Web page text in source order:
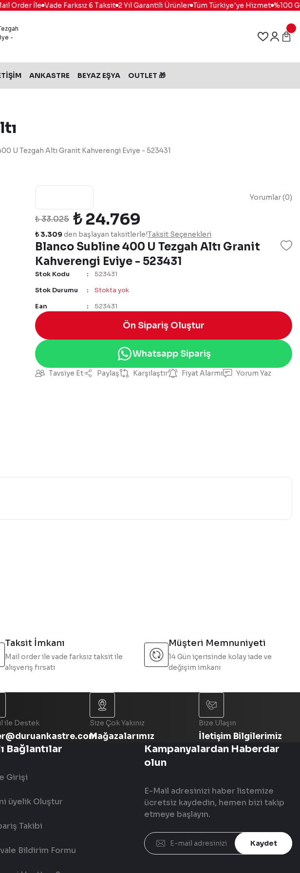
İle Vade Farksız 6 Taksit 2 Yıl Garantili Ürünler Tüm Türkiye'ye Hizmet %100
ANKASTRE BEYAZ EŞYA OUTLET 🎁
U Tezgah Altı Granit Kahverengi Eviye - 523431
Yorumlar (0)
Blanco Subline 400 U Tezgah Altı Granit
Kahverengi Eviye - 523431
₺ 33.025 ₺ 24.769
₺ 3.309den başlayan taksitlerle!Taksit Seçenekleri
Stok Kodu
523431
Stok Durumu
Stokta yok
Ean
523431
Ön Sipariş Oluştur
Whatsapp Sipariş
Tavsiye Et Paylaş Karşılaştır Fiyat Alarmı Yorum Yaz
Taksit İmkanı
Mail order ile vade farksız taksit ile
alışveriş fırsatı
Müşteri Memnuniyeti
14 Gün içerisinde kolay iade ve
değişim imkanı
ile Destek Size Çok Yakınız
Mağazalarımız
Bize Ulaşın
İletişim Bilgilerimiz
Bağlantılar
Girişi
üyelik Oluştur
Takibi
Bildirim Formu
Kampanyalardan Haberdar
olun
E-Mail adresinizi haber listemize
ücretsiz kaydedin, hemen bizi takip
etmeye başlayın.
Kaydet